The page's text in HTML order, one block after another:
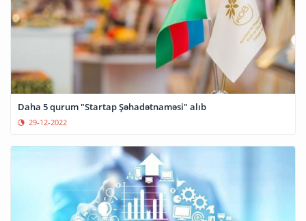
Daha 5 qurum "Startap Şəhadətnaməsi" alıb
29-12-2022